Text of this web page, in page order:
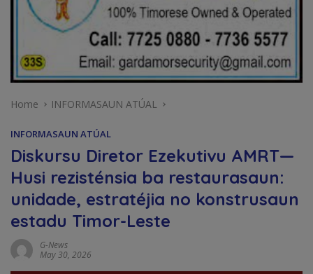
Home INFORMASAUN ATÚAL
INFORMASAUN ATÚAL
Diskursu Diretor Ezekutivu AMRT—
Husi rezisténsia ba restaurasaun:
unidade, estratéjia no konstrusaun
estadu Timor-Leste
G-News
May 30, 2026